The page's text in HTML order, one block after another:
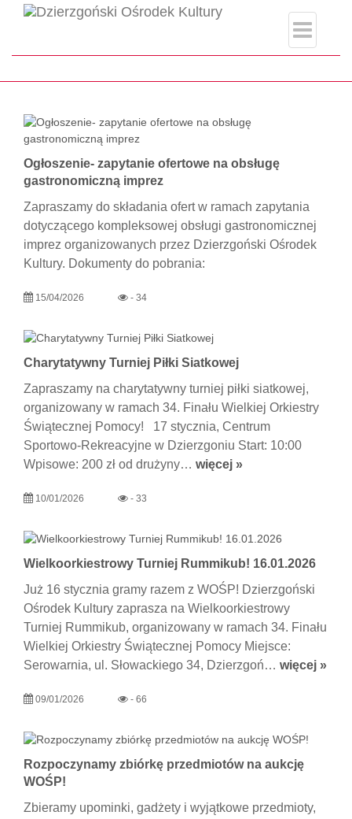
category.php
Ogłoszenie- zapytanie ofertowe na obsługę
gastronomiczną imprez
Zapraszamy do składania ofert w ramach zapytania
dotyczącego kompleksowej obsługi gastronomicznej
imprez organizowanych przez Dzierzgoński Ośrodek
Kultury. Dokumenty do pobrania:
15/04/2026 - 34
Charytatywny Turniej Piłki Siatkowej
Zapraszamy na charytatywny turniej piłki siatkowej,
organizowany w ramach 34. Finału Wielkiej Orkiestry
Świątecznej Pomocy! 17 stycznia, Centrum
Sportowo-Rekreacyjne w Dzierzgoniu Start: 10:00
Wpisowe: 200 zł od drużyny… więcej »
10/01/2026 - 33
Wielkoorkiestrowy Turniej Rummikub! 16.01.2026
Już 16 stycznia gramy razem z WOŚP! Dzierzgoński
Ośrodek Kultury zaprasza na Wielkoorkiestrowy
Turniej Rummikub, organizowany w ramach 34. Finału
Wielkiej Orkiestry Świątecznej Pomocy Miejsce:
Serowarnia, ul. Słowackiego 34, Dzierzgoń… więcej »
09/01/2026 - 66
Rozpoczynamy zbiórkę przedmiotów na aukcję
WOŚP!
Zbieramy upominki, gadżety i wyjątkowe przedmioty,